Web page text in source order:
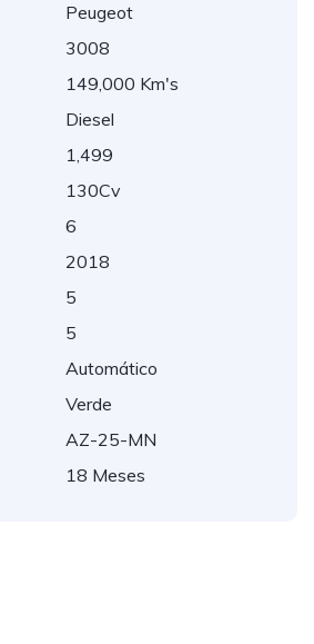
Peugeot
3008
149,000 Km's
Diesel
1,499
130Cv
6
2018
5
5
Automático
Verde
AZ-25-MN
18 Meses